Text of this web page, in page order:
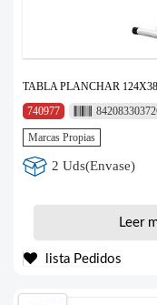
TABLA PLANCHAR
740977
Marcas Propias
2 Uds(Envase)
Leer
lista Pedidos